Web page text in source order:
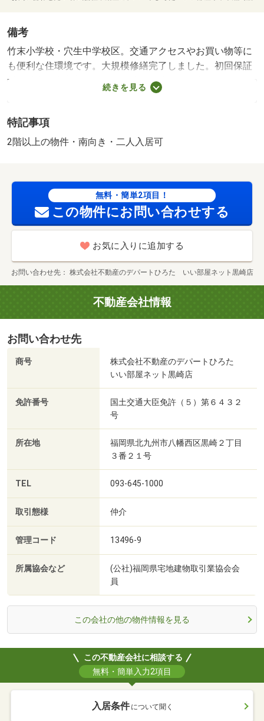
備考
竹末小学校・穴生中学校区。交通アクセスやお買い物等に
も便利な住環境です。大規模修繕完了しました。初回保証
料・鍵交換台家主負担、初期費用を抑えてご入居できます
よ、ぜひお問い合わせください。 更新料：２２，０００
介手数料 49500円
続きを見る
特記事項
2階以上の物件・南向き・二人入居可
無料・簡単2項目！
この物件にお問い合わせする
お気に入りに追加する
お問い合わせ先 株式会社不動産のデパートひろた いい部屋ネット黒崎店
不動産会社情報
お問い合わせ先
商号
株式会社不動産のデパートひろた
いい部屋ネット黒崎店
免許番号
国土交通大臣免許（５）第６４３２
号
所在地
福岡県北九州市八幡西区黒崎２丁目
３番２１号
TEL 093-645-1000
取引態様 仲介
管理コード 13496-9
所属協会など
(公社)福岡県宅地建物取引業協会会
員
この会社の他の物件情報を見る
この不動産会社に相談する
無料・簡単入力2項目
入居条件 について聞く